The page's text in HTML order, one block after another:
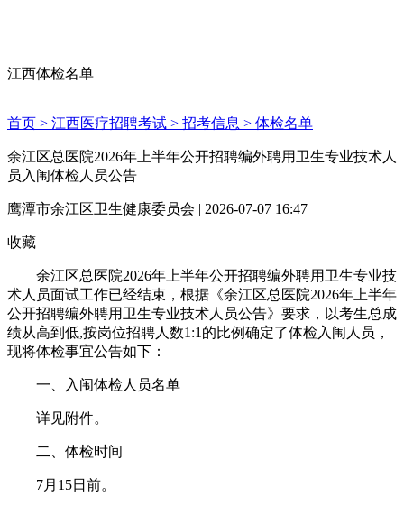
江西体检名单
首页 > 江西医疗招聘考试 > 招考信息 > 体检名单
余江区总医院2026年上半年公开招聘编外聘用卫生专业技术人
员入闱体检人员公告
鹰潭市余江区卫生健康委员会 | 2026-07-07 16:47
收藏
余江区总医院2026年上半年公开招聘编外聘用卫生专业技
术人员面试工作已经结束，根据《余江区总医院2026年上半年
公开招聘编外聘用卫生专业技术人员公告》要求，以考生总成
绩从高到低,按岗位招聘人数1:1的比例确定了体检入闱人员，
现将体检事宜公告如下：
一、入闱体检人员名单
详见附件。
二、体检时间
7月15日前。